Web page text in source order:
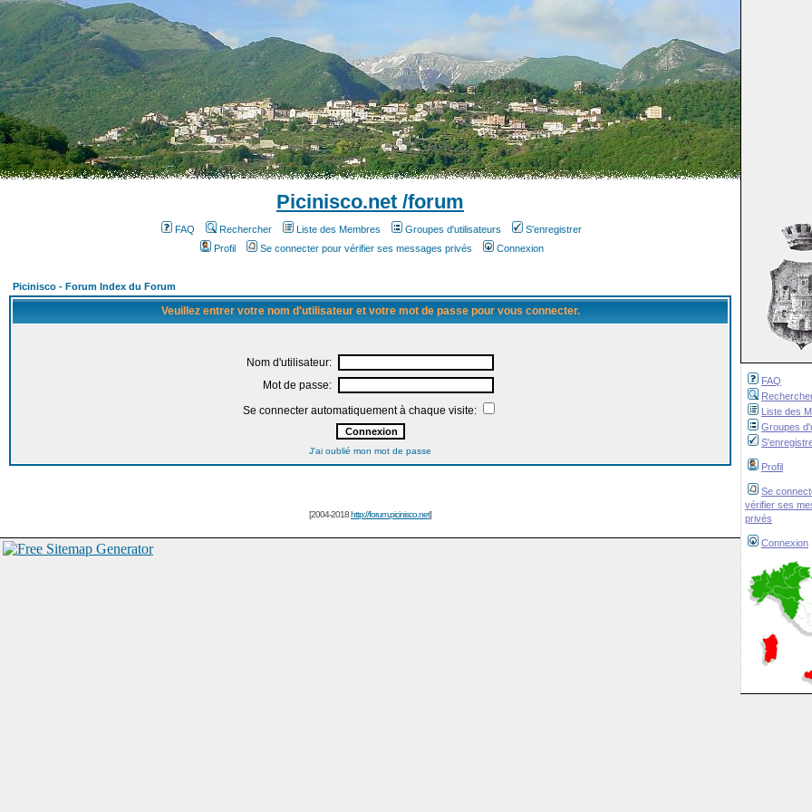
FAQ
Liste des
Groupes
Profil
Se
vérifier ses
privés
Connexion
Picinisco.net /forum
FAQ Rechercher Liste des Membres Groupes d'utilisateurs
S'enregistrer
Profil
Se connecter pour vérifier ses messages privés Connexion
Picinisco - Forum Index du Forum
Veuillez entrer votre nom d'utilisateur et votre mot de passe pour vous connecter.
Nom d'utilisateur:
Mot de passe:
Se connecter automatiquement à chaque visite:
J'ai oublié mon mot de passe
[2004-2018http://forum.picinisco.net]